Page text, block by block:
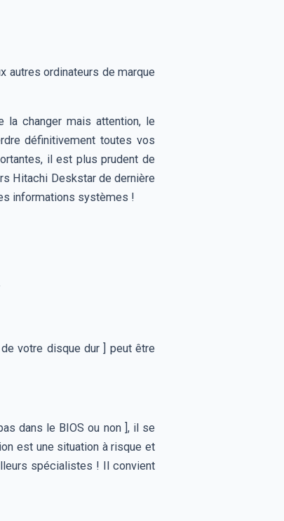
autres ordinateurs de marque
la changer mais attention, le
définitivement toutes vos
il est plus prudent de
Hitachi Deskstar de dernière
informations systèmes !
votre disque dur ] peut être
dans le BIOS ou non ], il se
est une situation à risque et
spécialistes ! Il convient